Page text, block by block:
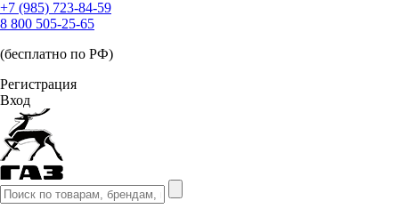
+7 (985) 723-84-59
8 800 505-25-65
(бесплатно по РФ)
Регистрация
Вход